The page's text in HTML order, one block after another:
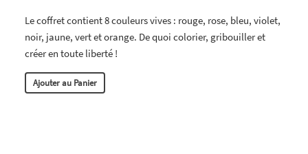
Le coffret contient 8 couleurs vives : rouge, rose, bleu, violet,
noir, jaune, vert et orange. De quoi colorier, gribouiller et
créer en toute liberté !
Ajouter au Panier